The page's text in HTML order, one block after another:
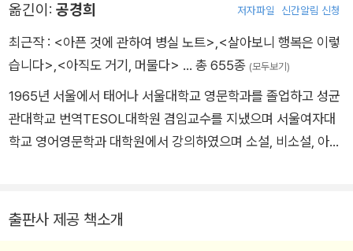
평양 도서관 사서 협회 선정 문학상(APALA), 《수영장 가는 날》
로 샬롯 졸로토상을 받았다. 그 밖에 쓰고 그린 책으로 《으르렁
소아과》, 《오늘 내 기분은, 토토》, 《나의 첫 번째 미역국》 등이 있
부를게》 등이 있다.
옮긴이: 공경희 저자파일 신간알림 신청
최근작 : <아픈 것에 관하여 병실 노트>,<살아보니 행복은 이렇
습니다>,<아직도 거기, 머물다> … 총 655종 (모두보기)
1965년 서울에서 태어나 서울대학교 영문학과를 졸업하고 성균
관대학교 번역TESOL대학원 겸임교수를 지냈으며 서울여자대
학교 영어영문학과 대학원에서 강의하였으며 소설, 비소설, 아동
모래밭』으로 데뷔한 후, 『호밀밭의 파수꾼』, 『비밀의 화원』, 『매
출판사 제공 책소개